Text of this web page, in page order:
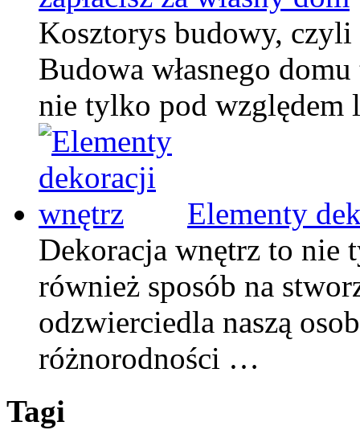
Kosztorys budowy, czyli
Budowa własnego
nie tylko pod
Elementy
Dekoracja wnętrz to nie
również sposób na
odzwierciedla naszą
różnorodności …
Tagi